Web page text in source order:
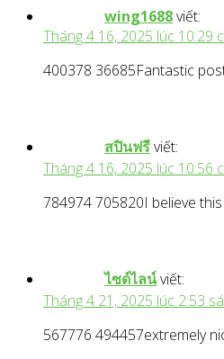
wing1688viết:
Tháng 4 16, 2025 lúc 10:29
400378 36685Fantastic
สปินฟรีviết:
Tháng 4 16, 2025 lúc 10:56
784974 705820I believe
ไซด์ไลน์viết:
Tháng 4 21, 2025 lúc 2:53
567776 494457extremely